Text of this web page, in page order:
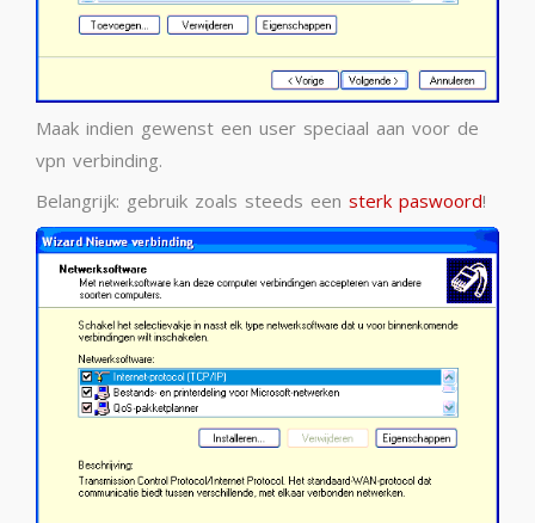
Maak indien gewenst een user speciaal aan voor de
vpn verbinding.
Belangrijk: gebruik zoals steeds een sterk paswoord!